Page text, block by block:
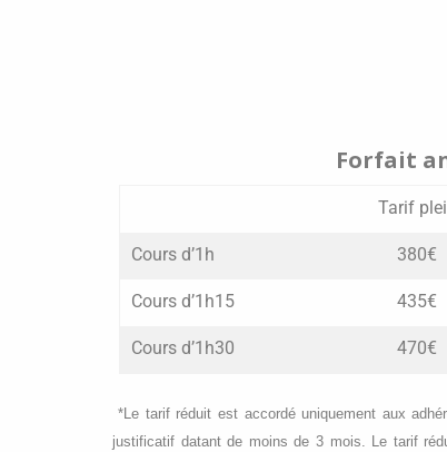
Forfait
Tarif
Cours d’1h 380€
Cours d’1h15 435€
Cours d’1h30 470€
*Le tarif réduit est accordé uniquement aux
justificatif datant de moins de 3 mois. Le tarif